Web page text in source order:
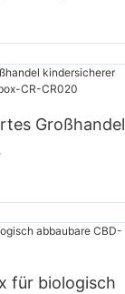
und
Großhandel
für biologisch